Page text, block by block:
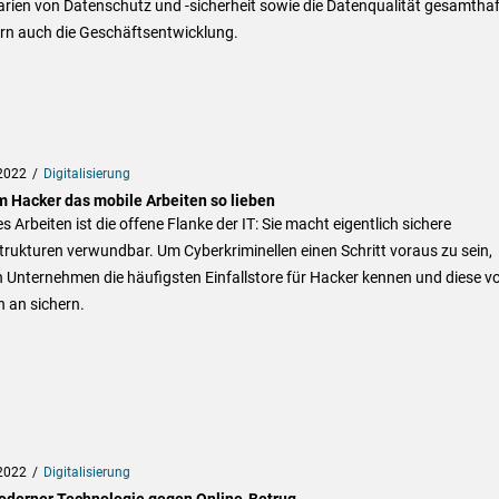
von Datenschutz und -sicherheit sowie die Datenqualität
auch die Geschäftsentwicklung.
Digitalisierung
Hacker das mobile Arbeiten so lieben
Arbeiten ist die offene Flanke der IT: Sie macht eigentlich sichere
verwundbar. Um Cyberkriminellen einen Schritt voraus zu sein,
Unternehmen die häufigsten Einfallstore für Hacker kennen und diese
an sichern.
Digitalisierung